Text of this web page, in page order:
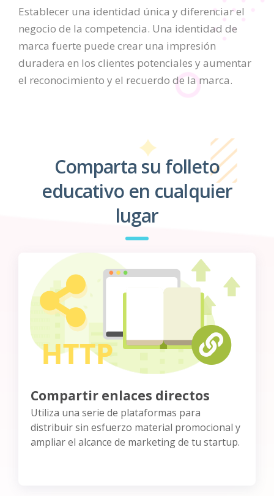
Establecer una identidad única y diferenciar el
negocio de la competencia. Una identidad de
marca fuerte puede crear una impresión
duradera en los clientes potenciales y aumentar
el reconocimiento y el recuerdo de la marca.
Comparta su folleto
educativo en cualquier
lugar
Compartir enlaces directos
Utiliza una serie de plataformas para
distribuir sin esfuerzo material promocional y
ampliar el alcance de marketing de tu startup.